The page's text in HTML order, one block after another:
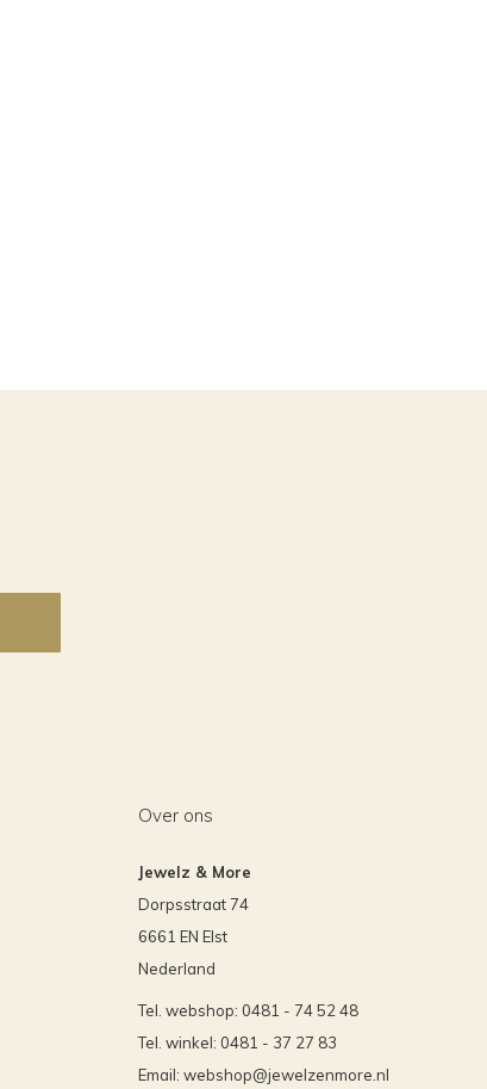
Over ons
Jewelz & More
Dorpsstraat 74
6661 EN Elst
Nederland
Tel. webshop: 0481 - 74 52 48
Tel. winkel: 0481 - 37 27 83
Email: webshop@jewelzenmore.nl